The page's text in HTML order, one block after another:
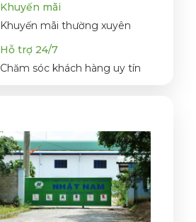
Khuyến mãi
Khuyến mãi thường xuyên
Hỗ trợ 24/7
Chăm sóc khách hàng uy tín